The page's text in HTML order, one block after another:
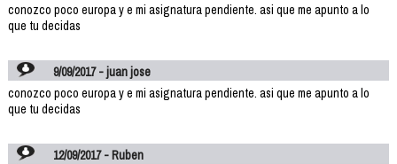
conozco poco europa y e mi asignatura pendiente. asi que me apunto a lo
que tu decidas
9/09/2017 - juan jose
conozco poco europa y e mi asignatura pendiente. asi que me apunto a lo
que tu decidas
12/09/2017 - Ruben